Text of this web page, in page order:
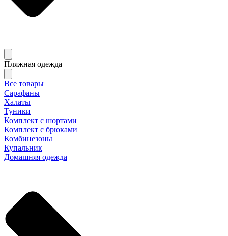
Пляжная одежда
Все товары
Сарафаны
Халаты
Туники
Комплект с шортами
Комплект с брюками
Комбинезоны
Купальник
Домашняя одежда